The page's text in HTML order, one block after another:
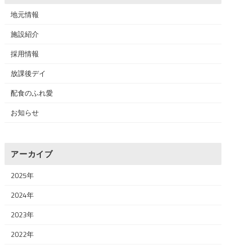
地元情報
施設紹介
採用情報
放課後デイ
配食のふれ愛
お知らせ
アーカイブ
2025年
2024年
2023年
2022年